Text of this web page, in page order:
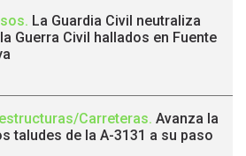
. La Guardia Civil neutraliza
Guerra Civil hallados en Fuente
Carreteras. Avanza la
taludes de la A-3131 a su paso